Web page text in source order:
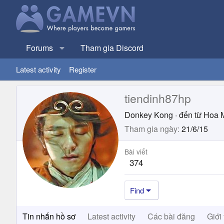
Forums Tham gia Discord
Latest activity Register
tiendinh87hp
Donkey Kong · đến từ Hoa
Tham gia ngày 21/6/15
Bài viết
374
Find
Tin nhắn hồ sơ Latest activity Các bài đăng Giới